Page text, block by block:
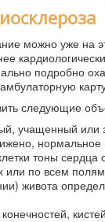
можно уже на
подробно
следующие
учащенный
тоны
или по всем
живота